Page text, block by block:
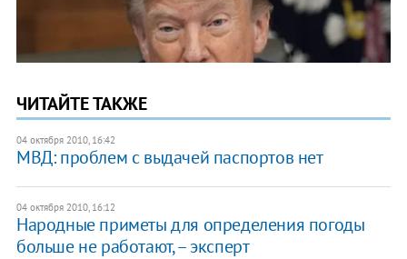
ЧИТАЙТЕ ТАКЖЕ
04 октября 2010, 16:42
МВД: проблем с выдачей паспортов нет
04 октября 2010, 16:12
Народные приметы для определения погоды
больше не работают, – эксперт